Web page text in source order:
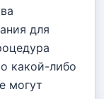
для
какой-либо
могут